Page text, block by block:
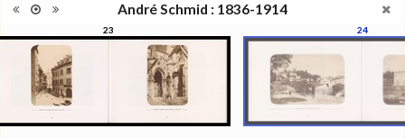
André Schmid : 1836-1914
23 24